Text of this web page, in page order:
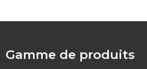
Gamme de produits